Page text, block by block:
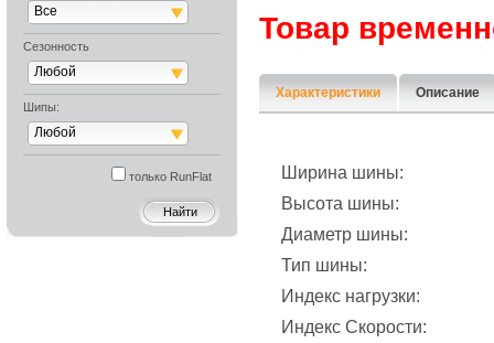
Все
Сезонность
Любой
Шипы:
Любой
только RunFlat
Товар
Характеристики Описание
Ширина шины:
Высота шины:
Диаметр шины:
Тип шины:
Индекс нагрузки:
Индекс Скорости: